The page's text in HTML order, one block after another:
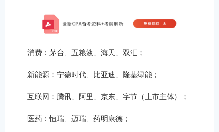
消费：茅台、五粮液、海天、双汇；
新能源：宁德时代、比亚迪、隆基绿能；
互联网：腾讯、阿里、京东、字节（上市主体）；
医药：恒瑞、迈瑞、药明康德；